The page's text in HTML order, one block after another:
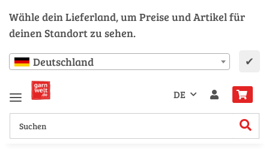
Wähle dein Lieferland, um Preise und Artikel für
deinen Standort zu sehen.
Deutschland ✔
DE